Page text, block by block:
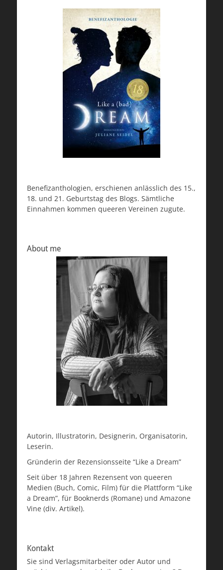
Benefizanthologien, erschienen anlässlich des 15.,
18. und 21. Geburtstag des Blogs. Sämtliche
Einnahmen kommen queeren Vereinen zugute.
About me
Autorin, Illustratorin, Designerin, Organisatorin,
Leserin.
Gründerin der Rezensionsseite “Like a Dream”
Seit über 18 Jahren Rezensent von queeren
Medien (Buch, Comic, Film) für die Plattform “Like
a Dream”, für Booknerds (Romane) und Amazone
Vine (div. Artikel).
Kontakt
Sie sind Verlagsmitarbeiter oder Autor und